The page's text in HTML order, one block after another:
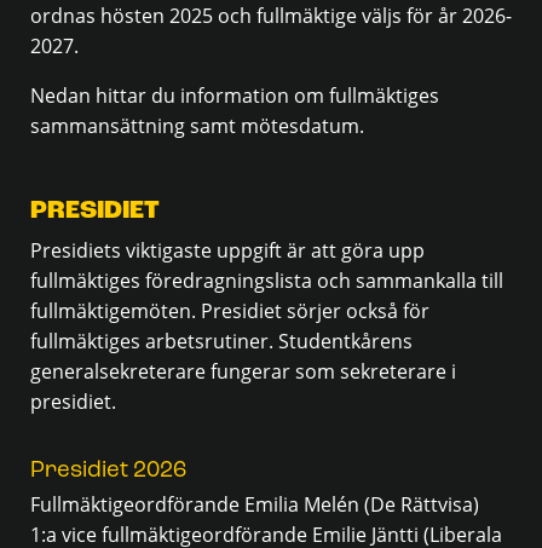
ordnas hösten 2025 och fullmäktige väljs för år 2026-
2027.
Nedan hittar du information om fullmäktiges
sammansättning samt mötesdatum.
PRESIDIET
Presidiets viktigaste uppgift är att göra upp
fullmäktiges föredragningslista och sammankalla till
fullmäktigemöten. Presidiet sörjer också för
fullmäktiges arbetsrutiner. Studentkårens
generalsekreterare fungerar som sekreterare i
presidiet.
Presidiet 2026
Fullmäktigeordförande Emilia Melén (De Rättvisa)
1:a vice fullmäktigeordförande Emilie Jäntti (Liberala